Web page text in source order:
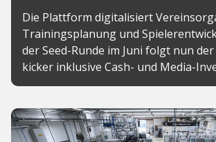
Die Plattform digitalisiert
Trainingsplanung und
der Seed-Runde im Juni folgt nun
kicker inklusive Cash- und Media-